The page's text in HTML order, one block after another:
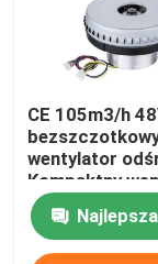
Wentylator
Wydmuchacz
Mini
CE 105m3/h
wentylator
Kompaktny
dmuchawy